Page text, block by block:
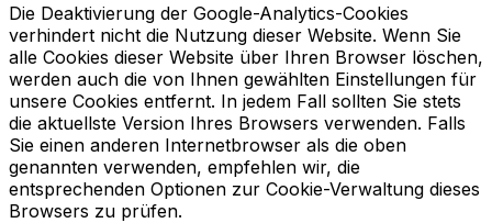
Die Deaktivierung der Google-Analytics-Cookies
verhindert nicht die Nutzung dieser Website. Wenn Sie
alle Cookies dieser Website über Ihren Browser löschen,
werden auch die von Ihnen gewählten Einstellungen für
unsere Cookies entfernt. In jedem Fall sollten Sie stets
die aktuellste Version Ihres Browsers verwenden. Falls
Sie einen anderen Internetbrowser als die oben
genannten verwenden, empfehlen wir, die
entsprechenden Optionen zur Cookie-Verwaltung dieses
Browsers zu prüfen.